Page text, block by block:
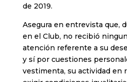
de 2019.
Asegura en entrevista que,
en el Club, no recibió
atención referente a su
y sí por cuestiones
vestimenta, su actividad en